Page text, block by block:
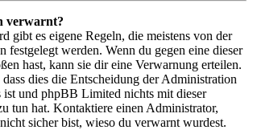
verwarnt?
gibt es eigene Regeln, die meistens von der
festgelegt werden. Wenn du gegen eine dieser
hast, kann sie dir eine Verwarnung erteilen.
dies die Entscheidung der Administration
ist und phpBB Limited nichts mit dieser
tun hat. Kontaktiere einen Administrator,
sicher bist, wieso du verwarnt wurdest.